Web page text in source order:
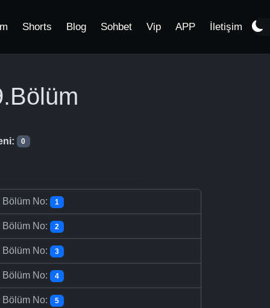
Shorts Blog Sohbet Vip APP İletişim
0
Bölüm No: 1
Bölüm No: 2
Bölüm No: 3
Bölüm No: 4
Bölüm No: 5